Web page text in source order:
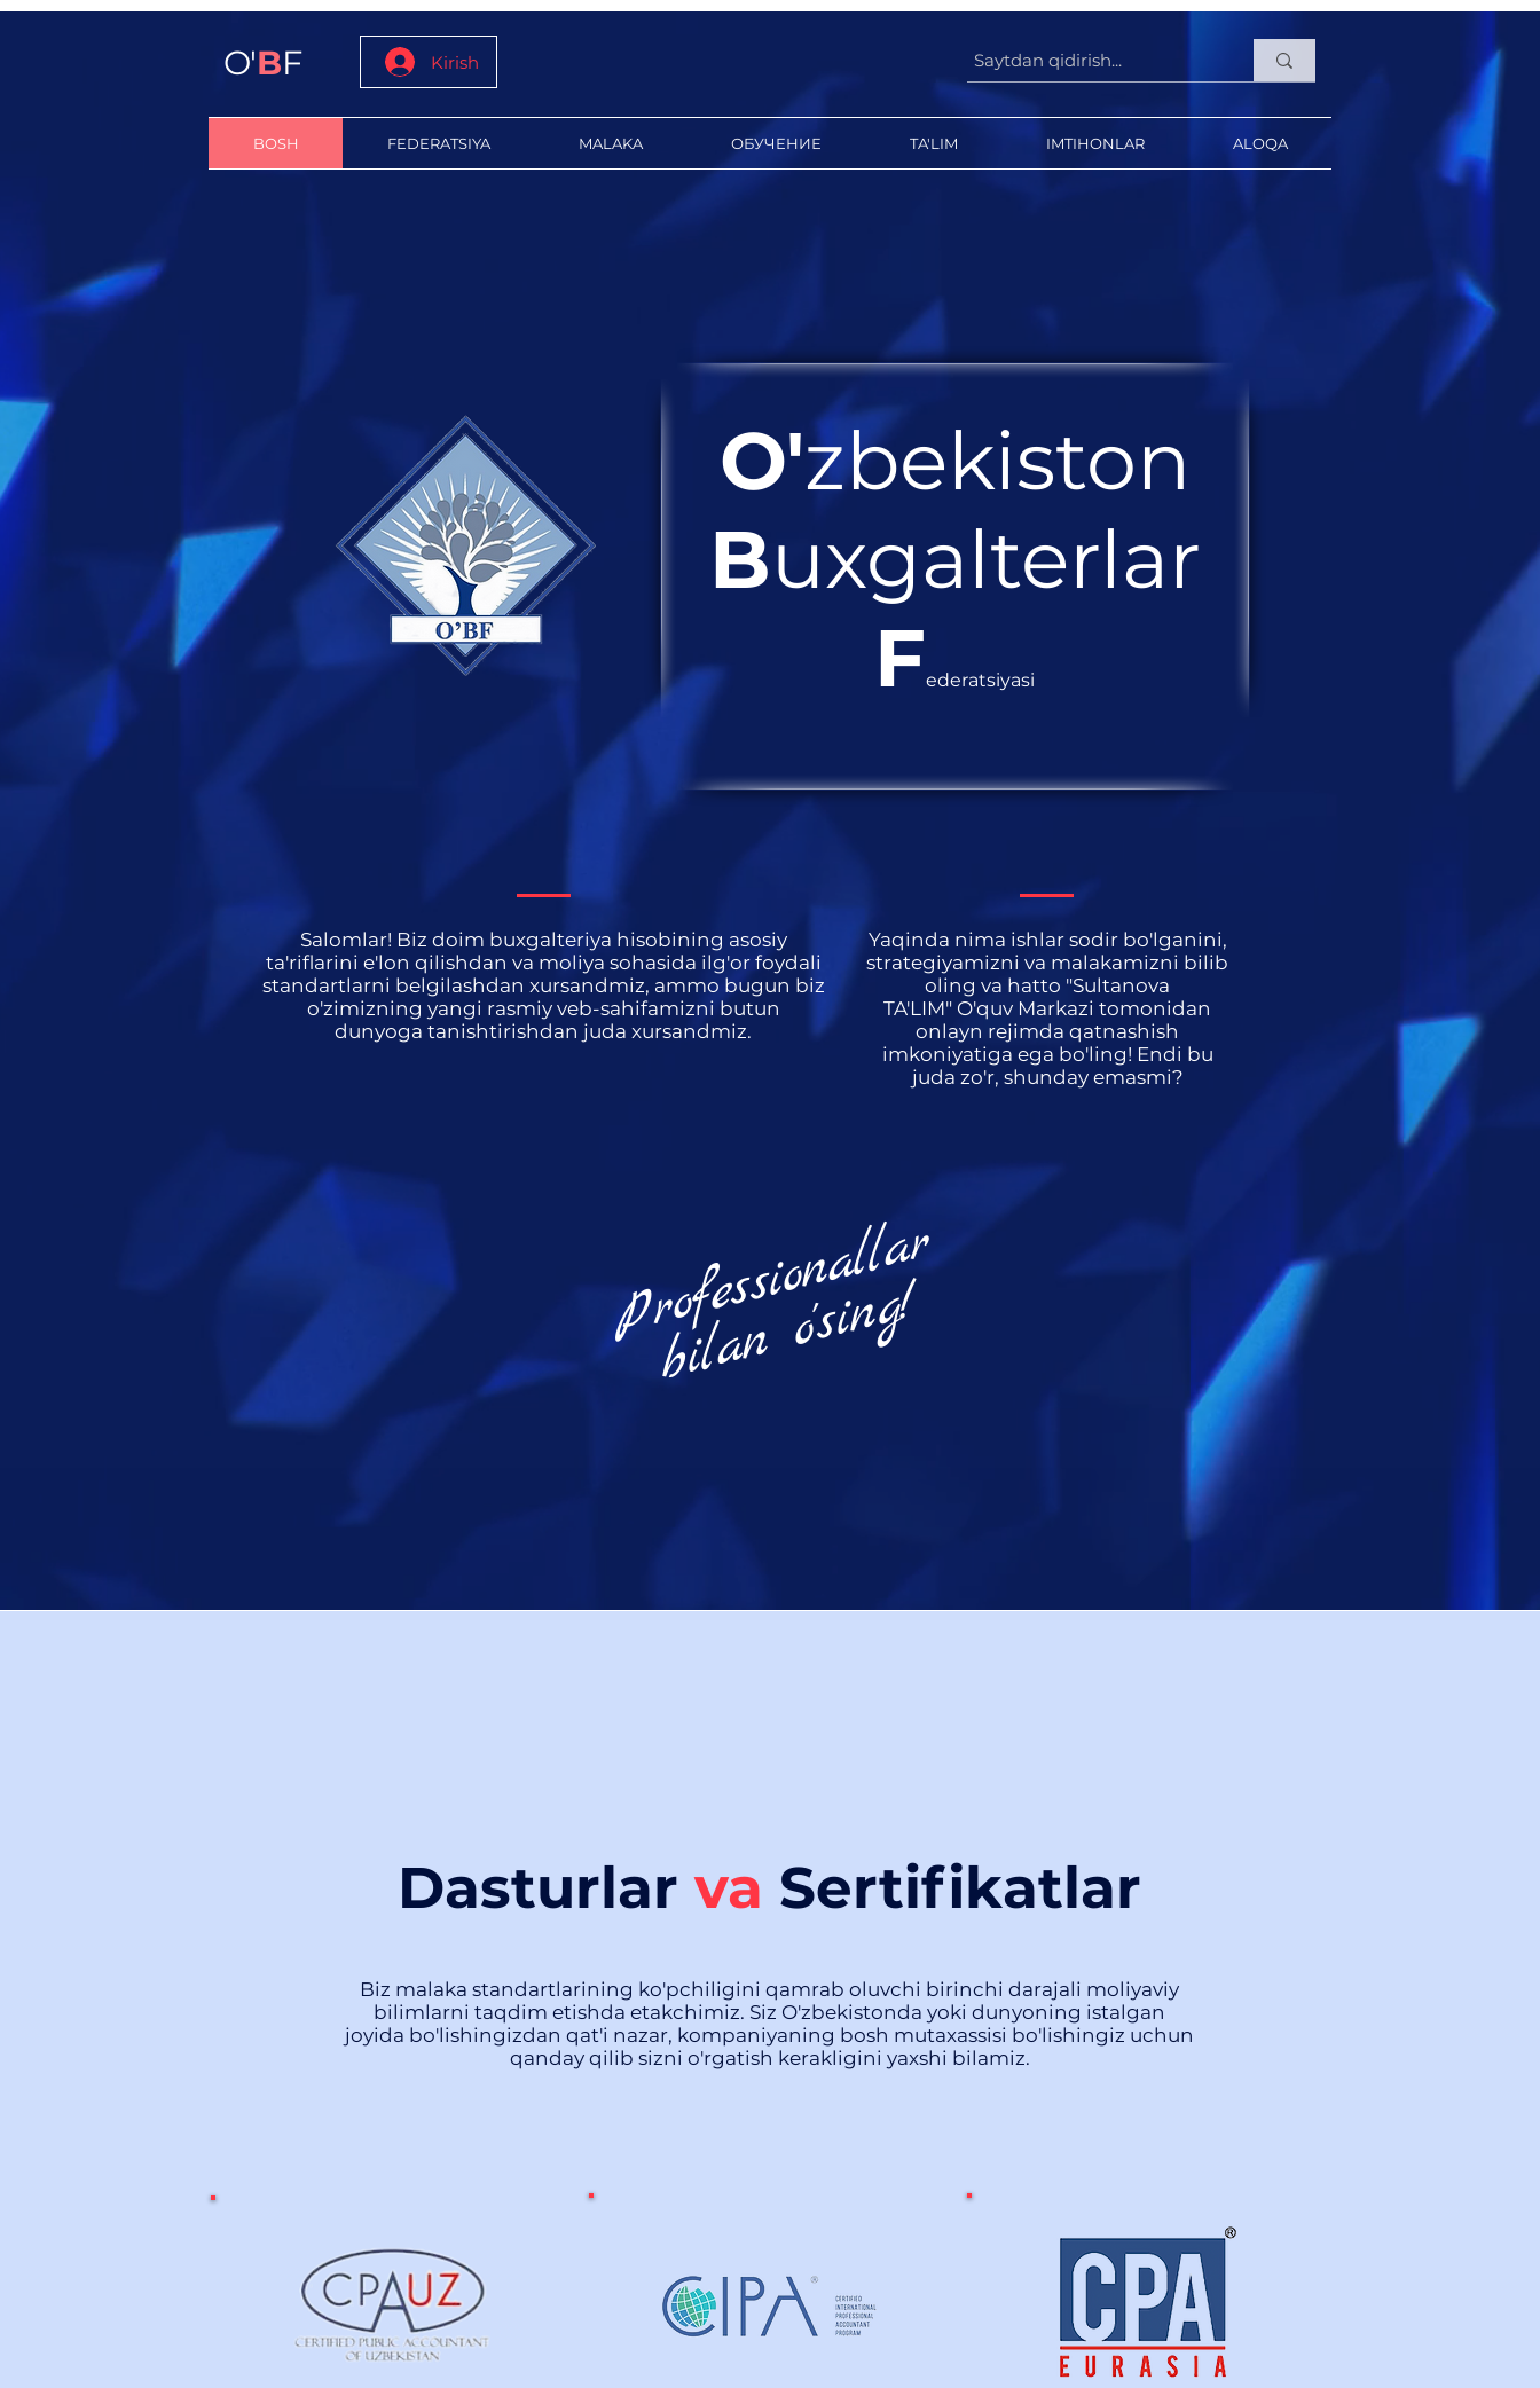
O'BF Kirish
BOSH FEDERATSIYA MALAKA ОБУЧЕНИЕ TA'LIM IMTIHONLAR ALOQA
O'zbekiston
Buxgalterlar
Federatsiyasi
Salomlar! Biz doim buxgalteriya hisobining asosiy
ta'riflarini e'lon qilishdan va moliya sohasida ilg'or foydali
standartlarni belgilashdan xursandmiz, ammo bugun biz
o'zimizning yangi rasmiy veb-sahifamizni butun
dunyoga tanishtirishdan juda xursandmiz.
Yaqinda nima ishlar sodir bo'lganini,
strategiyamizni va malakamizni bilib
oling va hatto "Sultanova
TA'LIM" O'quv Markazi tomonidan
onlayn rejimda qatnashish
imkoniyatiga ega bo'ling! Endi bu
juda zo'r, shunday emasmi?
Professionallar
bilan o'sing!
Dasturlarva Sertifikatlar
Biz malaka standartlarining ko'pchiligini qamrab oluvchi birinchi darajali moliyaviy
bilimlarni taqdim etishda etakchimiz. Siz O'zbekistonda yoki dunyoning istalgan
joyida bo'lishingizdan qat'i nazar, kompaniyaning bosh mutaxassisi bo'lishingiz uchun
qanday qilib sizni o'rgatish kerakligini yaxshi bilamiz.